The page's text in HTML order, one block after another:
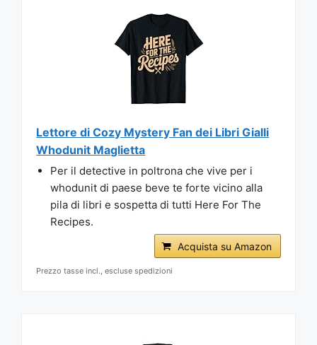
Lettore di Cozy Mystery Fan dei Libri Gialli
Whodunit Maglietta
Per il detective in poltrona che vive per i
whodunit di paese beve te forte vicino alla
pila di libri e sospetta di tutti Here For The
Recipes.
Acquista su Amazon
Prezzo tasse incl., escluse spedizioni